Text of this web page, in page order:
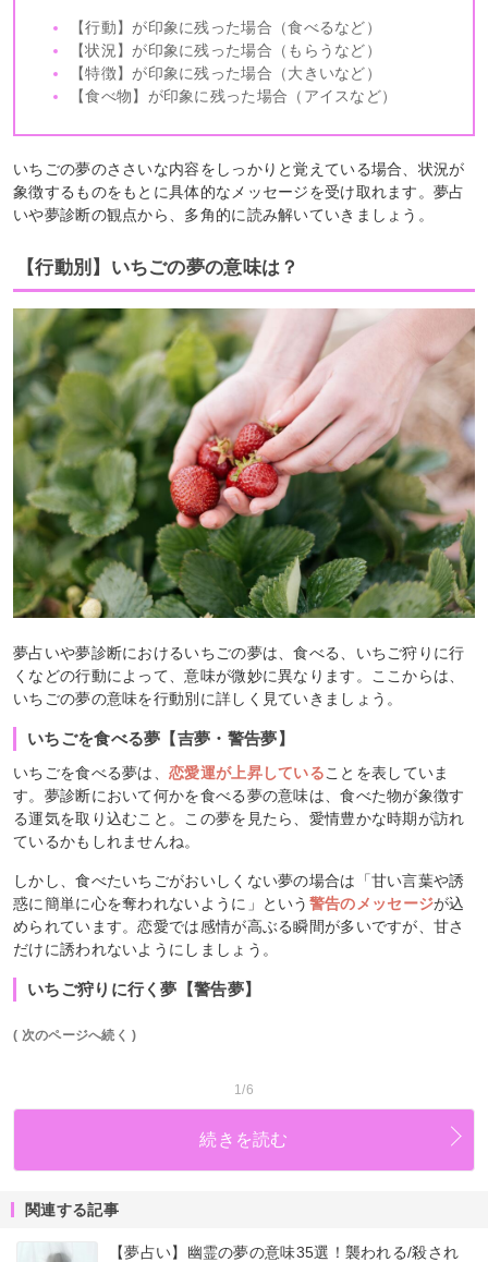
【行動】が印象に残った場合（食べるなど）
【状況】が印象に残った場合（もらうなど）
【特徴】が印象に残った場合（大きいなど）
【食べ物】が印象に残った場合（アイスなど）
いちごの夢のささいな内容をしっかりと覚えている場合、状況が
象徴するものをもとに具体的なメッセージを受け取れます。夢占
いや夢診断の観点から、多角的に読み解いていきましょう。
【行動別】いちごの夢の意味は？
夢占いや夢診断におけるいちごの夢は、食べる、いちご狩りに行
くなどの行動によって、意味が微妙に異なります。ここからは、
いちごの夢の意味を行動別に詳しく見ていきましょう。
いちごを食べる夢【吉夢・警告夢】
いちごを食べる夢は、 恋愛運が上昇していることを表していま
す。夢診断において何かを食べる夢の意味は、食べた物が象徴す
る運気を取り込むこと。この夢を見たら、愛情豊かな時期が訪れ
ているかもしれませんね。
しかし、食べたいちごがおいしくない夢の場合は「甘い言葉や誘
惑に簡単に心を奪われないように」という 警告のメッセージが込
められています。恋愛では感情が高ぶる瞬間が多いですが、甘さ
だけに誘われないようにしましょう。
いちご狩りに行く夢【警告夢】
( 次のページへ続く )
1/6
続きを読む
関連する記事
【夢占い】幽霊の夢の意味35選！襲われる/殺され